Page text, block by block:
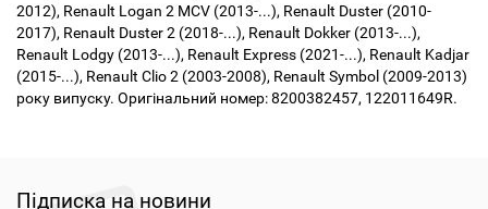
2012), Renault Logan 2 MCV (2013-...), Renault Duster (2010-
2017), Renault Duster 2 (2018-...), Renault Dokker (2013-...),
Renault Lodgy (2013-...), Renault Express (2021-...), Renault Kadjar
(2015-...), Renault Clio 2 (2003-2008), Renault Symbol (2009-2013)
року випуску. Оригінальний номер: 8200382457, 122011649R.
Підписка на новини